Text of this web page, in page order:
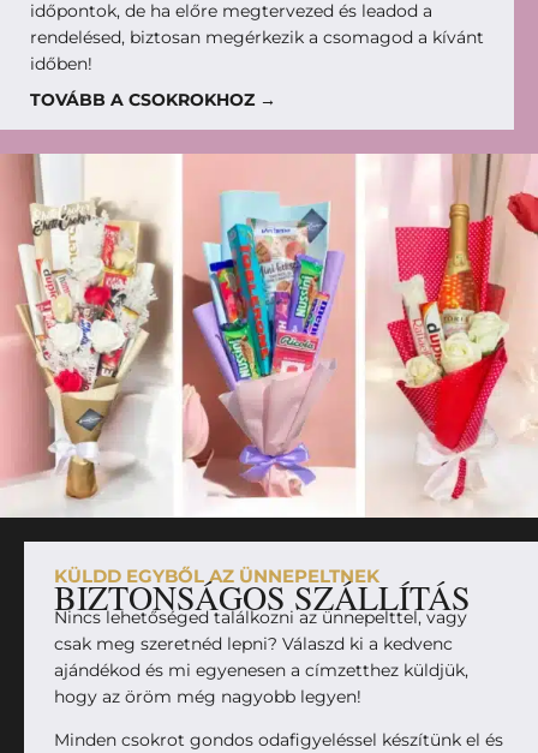
időpontok, de ha előre megtervezed és leadod a
rendelésed, biztosan megérkezik a csomagod a kívánt
időben!
TOVÁBB A CSOKROKHOZ →
KÜLDD EGYBŐL AZ ÜNNEPELTNEK
BIZTONSÁGOS SZÁLLÍTÁS
Nincs lehetőséged találkozni az ünnepelttel, vagy
csak meg szeretnéd lepni? Válaszd ki a kedvenc
ajándékod és mi egyenesen a címzetthez küldjük,
hogy az öröm még nagyobb legyen!
Minden csokrot gondos odafigyeléssel készítünk el és